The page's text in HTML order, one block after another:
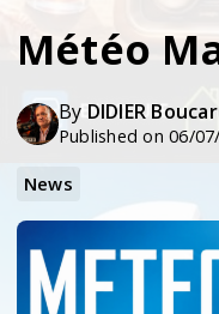
Météo
By DIDIER
Published on 06/
News